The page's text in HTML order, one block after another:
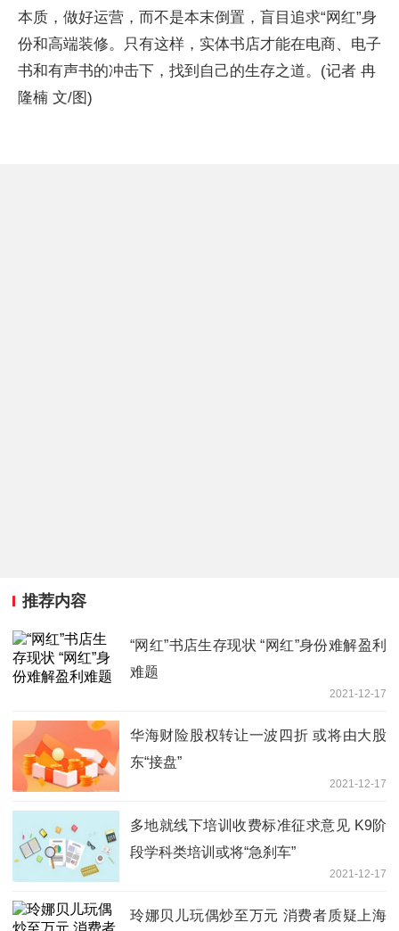
本质，做好运营，而不是本末倒置，盲目追求“网红”身
份和高端装修。只有这样，实体书店才能在电商、电子
书和有声书的冲击下，找到自己的生存之道。(记者 冉
隆楠 文/图)
推荐内容
“网红”书店生存现状 “网红”身份难解盈利
难题
2021-12-17
华海财险股权转让一波四折 或将由大股
东“接盘”
2021-12-17
多地就线下培训收费标准征求意见 K9阶
段学科类培训或将“急刹车”
2021-12-17
玲娜贝儿玩偶炒至万元 消费者质疑上海